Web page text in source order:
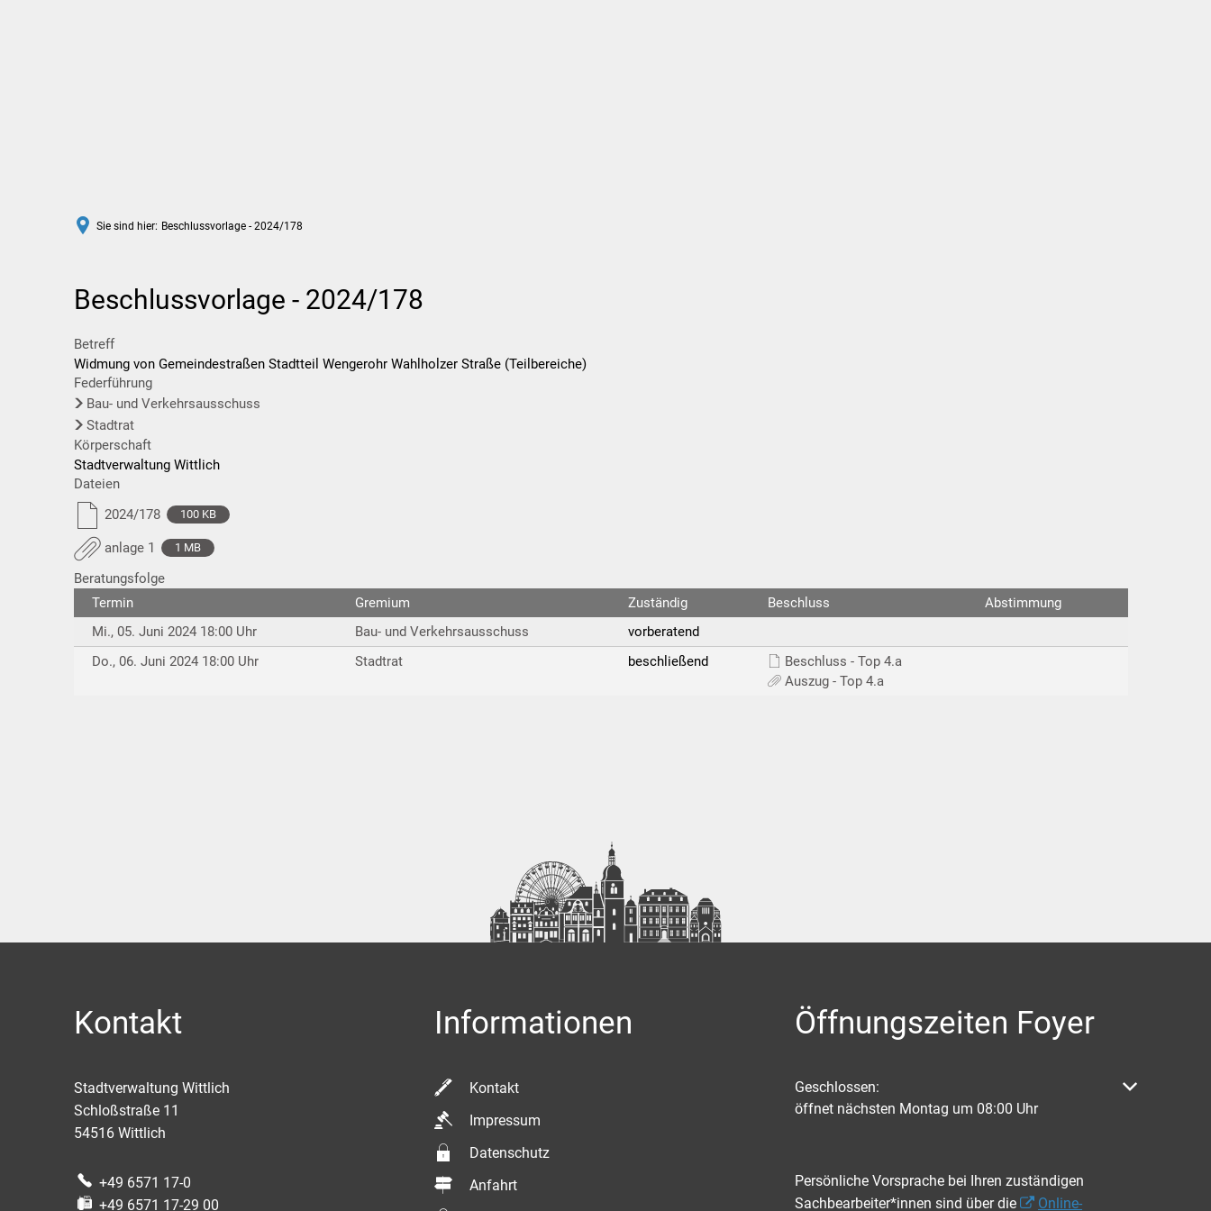
Sie sind hier: Beschlussvorlage - 2024/178
Beschlussvorlage - 2024/178
Betreff
Widmung von Gemeindestraßen Stadtteil Wengerohr Wahlholzer Straße (Teilbereiche)
Federführung
Bau- und Verkehrsausschuss
Stadtrat
Körperschaft
Stadtverwaltung Wittlich
Dateien
2024/178
100 KB
anlage 1 1 MB
Beratungsfolge
Termin
Gremium Zuständig Beschluss
Abstimmung
Mi., 05. Juni 2024 18:00 Uhr
Bau- und Verkehrsausschuss
vorberatend
Do., 06. Juni 2024 18:00 Uhr
Stadtrat beschließend
Beschluss - Top 4.a
Auszug - Top 4.a
Kontakt
Stadtverwaltung Wittlich
Schloßstraße 11
54516 Wittlich
+49 6571 17-0
+49 6571 17-29 00
Informationen
Kontakt
Impressum
Datenschutz
Anfahrt
Öffnungszeiten Foyer
Klicken, um weitere Öffnungs- oder Schließzeiten auszublenden
Geschlossen:
öffnet nächsten Montag um 08:00 Uhr
Persönliche Vorsprache bei Ihren zuständigen
Sachbearbeiter*innen sind über die
Online-